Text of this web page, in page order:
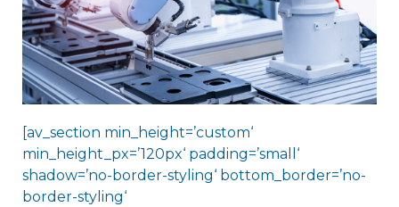
[av_section min_height=’custom‘
min_height_px=’120px‘ padding=’small‘
shadow=’no-border-styling‘ bottom_border=’no-
border-styling‘